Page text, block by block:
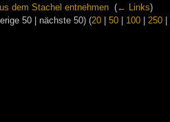
dem Stachel entnehmen‎ (← Links)
50 | nächste 50) (20| 50| 100| 250|